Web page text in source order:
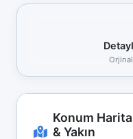
Konum
& Yakın